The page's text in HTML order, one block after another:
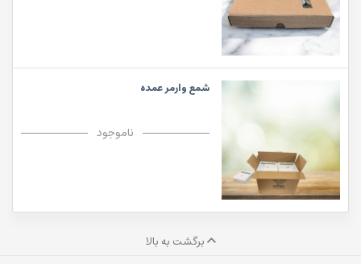
شمع وارمر عمده
ناموجود
برگشت به بالا